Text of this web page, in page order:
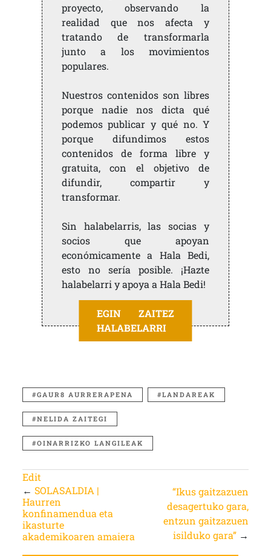
proyecto, observando la
realidad que nos afecta y
tratando de transformarla
junto a los movimientos
populares.
Nuestros contenidos son libres
porque nadie nos dicta qué
podemos publicar y qué no. Y
porque difundimos estos
contenidos de forma libre y
gratuita, con el objetivo de
difundir, compartir y
transformar.
Sin halabelarris, las socias y
socios que apoyan
económicamente a Hala Bedi,
esto no sería posible. ¡Hazte
halabelarri y apoya a Hala Bedi!
EGIN ZAITEZ
HALABELARRI
GAUR8 AURRERAPENA LANDAREAK
NELIDA ZAITEGI
OINARRIZKO LANGILEAK
Edit
← SOLASALDIA |
Haurren
konfinamendua eta
ikasturte
akademikoaren amaiera
“Ikus gaitzazuen
desagertuko gara,
entzun gaitzazuen
isilduko gara” →